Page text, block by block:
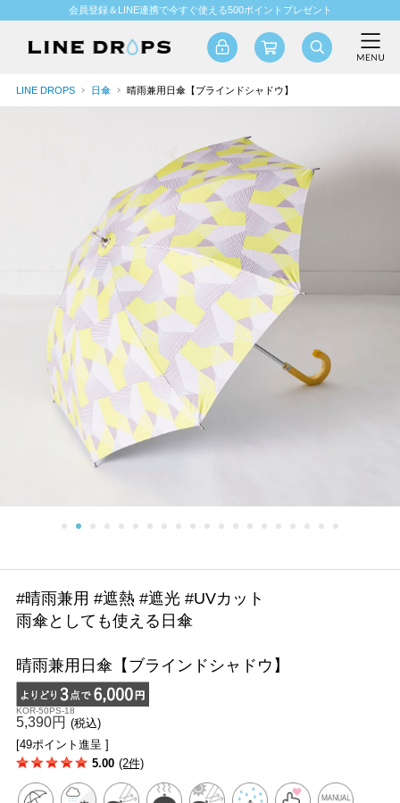
会員登録＆LINE連携で今すぐ使える500ポイントプレゼント
LINE DROPS 日傘 晴雨兼用日傘【ブラインドシャドウ】
#晴雨兼用 #遮熱 #遮光 #UVカット
雨傘としても使える日傘
晴雨兼用日傘【ブラインドシャドウ】
KOR-50PS-18
5,390円 (税込)
[49ポイント進呈 ]
5.00 (2件)